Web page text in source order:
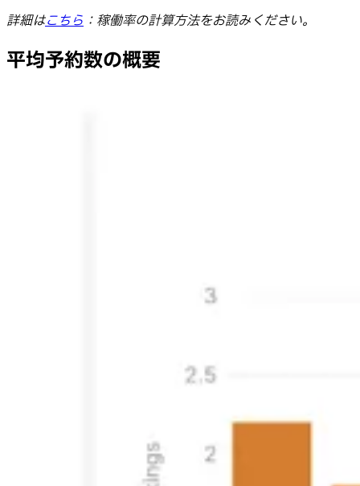
詳細はこちら ：稼働率の計算方法をお読みください。
平均予約数の概要